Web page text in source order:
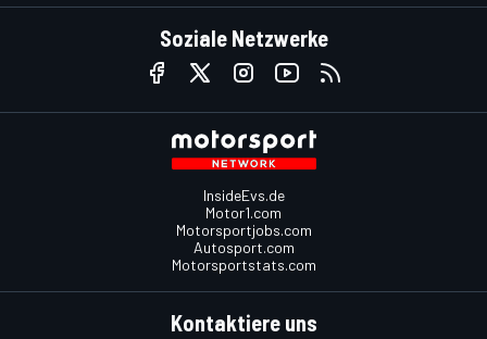
Soziale Netzwerke
InsideEvs.de
Motor1.com
Motorsportjobs.com
Autosport.com
Motorsportstats.com
Kontaktiere uns